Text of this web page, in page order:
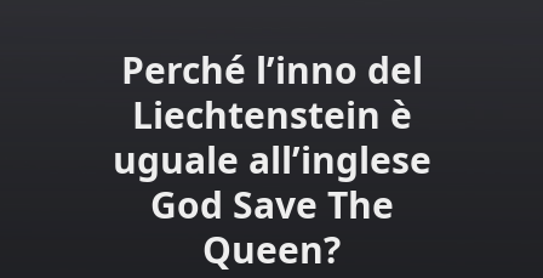
Perché l’inno del
Liechtenstein è
uguale all’inglese
God Save The
Queen?